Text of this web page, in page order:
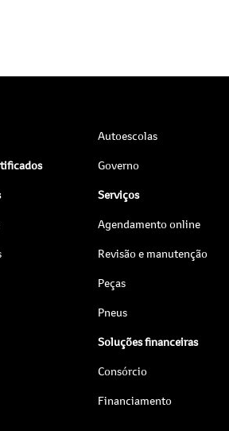
Autoescolas
Governo
Serviços
Agendamento online
Revisão e manutenção
Peças
Pneus
Soluções financeiras
Consórcio
Financiamento